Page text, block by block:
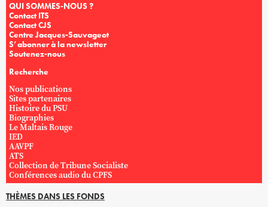
QUI SOMMES-NOUS ?
Contact ITS
Contact CJS
Centre Jacques-Sauvageot
S’abonner à la newsletter
Soutenez-nous
Recherche
Nos publications
Sites partenaires
Histoire du PSU
Biographies
Le Maltais Rouge
IED
AAVPF
ATS
Collection de Tribune Socialiste
Conférences audio du CPFS
THÈMES DANS LES FONDS